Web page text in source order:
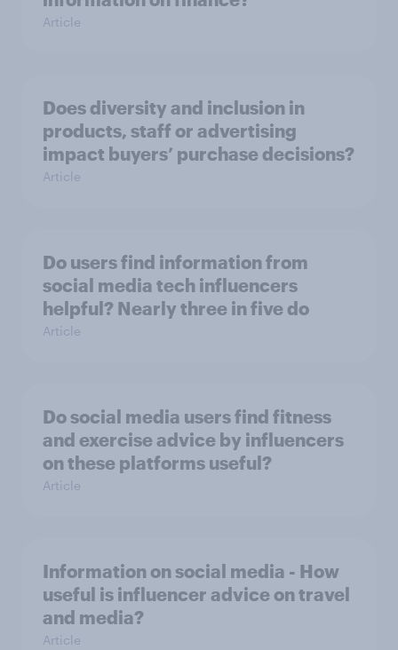
Article
Does diversity and inclusion in
products, staff or advertising
impact buyers’ purchase decisions?
Article
Do users find information from
social media tech influencers
helpful? Nearly three in five do
Article
Do social media users find fitness
and exercise advice by influencers
on these platforms useful?
Article
Information on social media - How
useful is influencer advice on travel
and media?
Article